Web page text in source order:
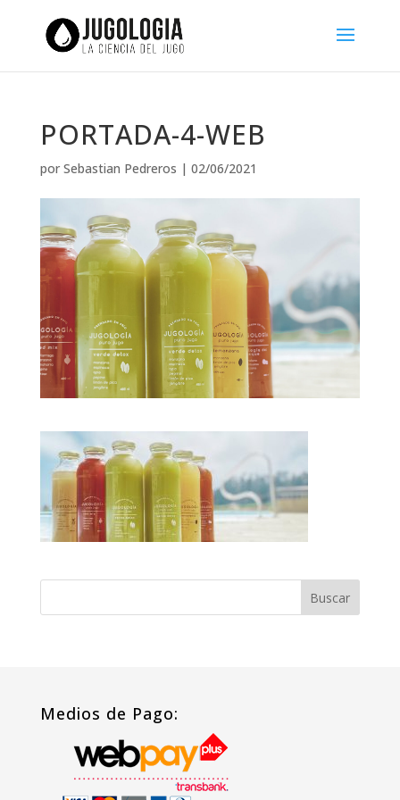
PORTADA-4-WEB
por Sebastian Pedreros | 02/06/2021
Medios de Pago: